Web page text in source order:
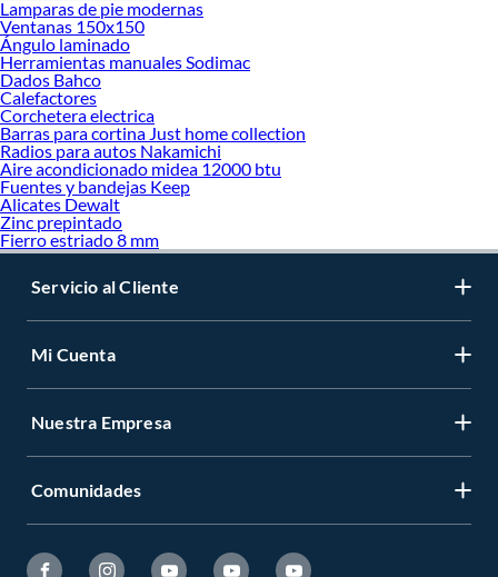
Lamparas de pie modernas
Ventanas 150x150
Ángulo laminado
Herramientas manuales Sodimac
Dados Bahco
Calefactores
Corchetera electrica
Barras para cortina Just home collection
Radios para autos Nakamichi
Aire acondicionado midea 12000 btu
Fuentes y bandejas Keep
Alicates Dewalt
Zinc prepintado
Fierro estriado 8 mm
Servicio al Cliente
Mi Cuenta
Nuestra Empresa
Comunidades